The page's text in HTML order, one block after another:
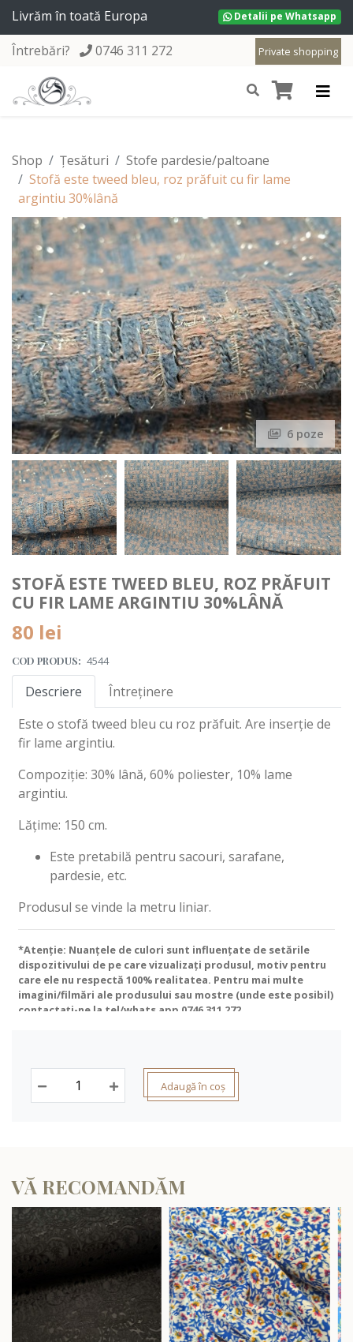
Livrăm în toată Europa Detalii pe Whatsapp
Private shopping
Întrebări? 0746 311 272
Shop Țesături
Stofe pardesie/paltoane
Stofă este tweed bleu, roz prăfuit cu fir lame
argintiu 30%lână
6 poze
STOFĂ ESTE TWEED BLEU, ROZ PRĂFUIT
CU FIR LAME ARGINTIU 30%LÂNĂ
80 lei
COD PRODUS: 4544
Descriere
Întreținere
Este o stofă tweed bleu cu roz prăfuit. Are inserție de
fir lame argintiu.
Compoziție: 30% lână, 60% poliester, 10% lame
argintiu.
Lățime: 150 cm.
Este pretabilă pentru sacouri, sarafane,
pardesie, etc.
Produsul se vinde la metru liniar.
*Atenție: Nuanțele de culori sunt influențate de setările
dispozitivului de pe care vizualizați produsul, motiv pentru
care ele nu respectă 100% realitatea. Pentru mai multe
imagini/filmări ale produsului sau mostre (unde este posibil)
contactați-ne la tel/whats app 0746 311 272
Adaugă în coș
VĂ RECOMANDĂM